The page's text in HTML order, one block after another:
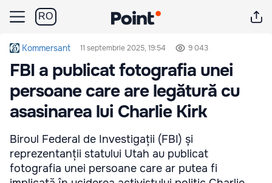
RO
Kommersant 11 septembrie 2025, 19:54 9 043
FBI a publicat fotografia unei
persoane care are legătură cu
asasinarea lui Charlie Kirk
Biroul Federal de Investigații (FBI) și
reprezentanții statului Utah au publicat
fotografia unei persoane care ar putea fi